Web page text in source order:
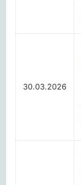
30.03.2026